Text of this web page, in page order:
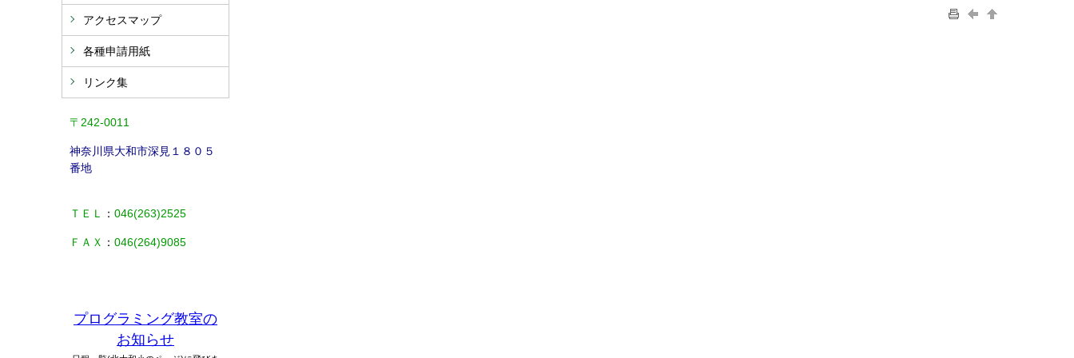
アクセスマップ
各種申請用紙
リンク集
〒242-0011
神奈川県大和市深見１８０５
番地
ＴＥＬ ： 046(263)2525
ＦＡＸ ： 046(264)9085
プログラミング教室の
お知らせ